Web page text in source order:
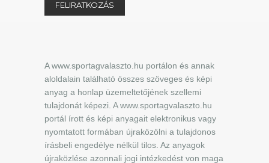
A www.sportagvalaszto.hu portálon és annak
aloldalain található összes szöveges és képi
anyag a honlap üzemeltetőjének szellemi
tulajdonát képezi. A www.sportagvalaszto.hu
portál írott és képi anyagait elektronikus vagy
nyomtatott formában újraközölni a tulajdonos
írásbeli engedélye nélkül tilos. Az anyagok
újraközlése azonnali jogi intézkedést von maga